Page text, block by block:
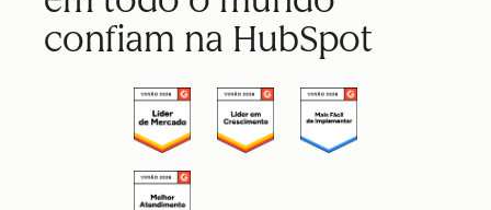
confiam na HubSpot